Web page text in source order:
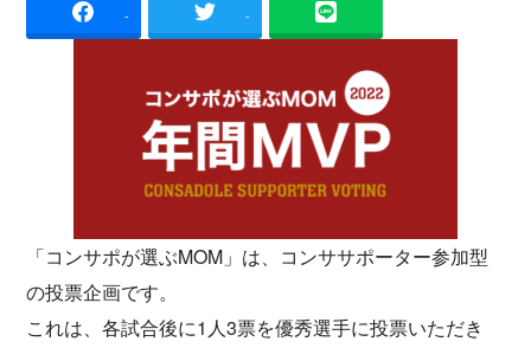
- -
「コンサポが選ぶMOM」は、コンササポーター参加型
の投票企画です。
これは、各試合後に1人3票を優秀選手に投票いただき